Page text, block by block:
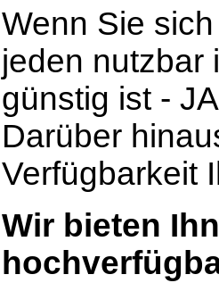
Wenn Sie
jeden nutzbar
günstig ist -
Darüber
Verfügbarkeit
Wir bieten